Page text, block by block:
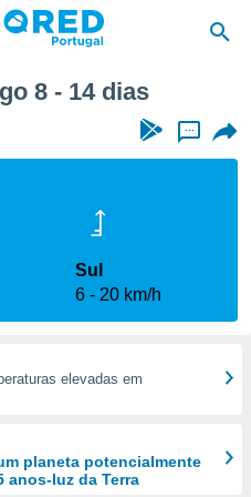
8 - 14 dias
...
Sul
6
20 km/h
elevadas em
planeta potencialmente
anos-luz da Terra